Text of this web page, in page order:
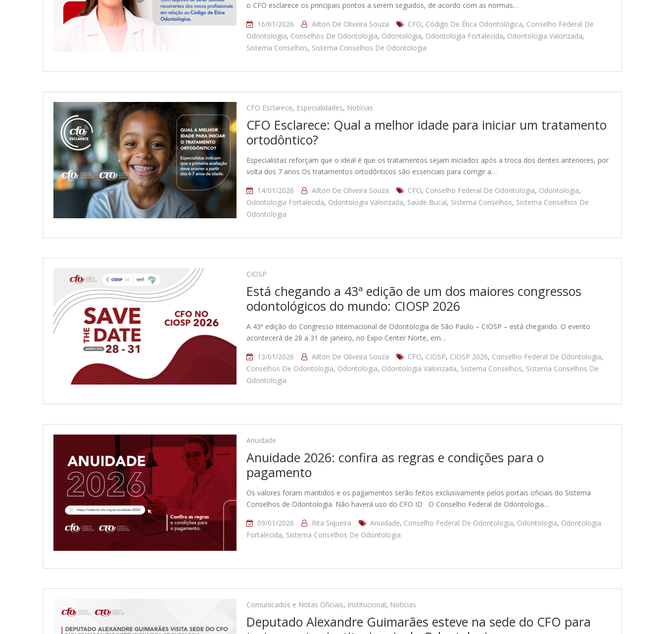
o CFO esclarece os principais pontos a serem seguidos, de acordo com as normas…
16/01/2026
Ailton De Oliveira Souza CFO, Código De Ética Odontológica, Conselho Federal De
Odontologia, Conselhos De Odontologia, Odontologia, Odontologia Fortalecida, Odontologia Valorizada,
Sistema Conselhos, Sistema Conselhos De Odontologia
CFO Esclarece, Especialidades, Notícias
CFO Esclarece: Qual a melhor idade para iniciar um tratamento
ortodôntico?
Especialistas reforçam que o ideal é que os tratamentos sejam iniciados após a troca dos dentes anteriores, por
volta dos 7 anos Os tratamentos ortodônticos são essenciais para corrigir a…
14/01/2026
Ailton De Oliveira Souza CFO, Conselho Federal De Odontologia, Odontologia,
Odontologia Fortalecida, Odontologia Valorizada, Saúde Bucal, Sistema Conselhos, Sistema Conselhos De
Odontologia
CIOSP
Está chegando a 43ª edição de um dos maiores congressos
odontológicos do mundo: CIOSP 2026
A 43ª edição do Congresso Internacional de Odontologia de São Paulo – CIOSP – está chegando. O evento
acontecerá de 28 a 31 de janeiro, no Expo Center Norte, em…
13/01/2026
Ailton De Oliveira Souza CFO, CIOSP, CIOSP 2026, Conselho Federal De Odontologia,
Conselhos De Odontologia, Odontologia, Odontologia Valorizada, Sistema Conselhos, Sistema Conselhos De
Odontologia
Anuidade
Anuidade 2026: confira as regras e condições para o
pagamento
Os valores foram mantidos e os pagamentos serão feitos exclusivamente pelos portais oficiais do Sistema
Conselhos de Odontologia. Não haverá uso do CFO ID O Conselho Federal de Odontologia…
09/01/2026
Rita Siqueira Anuidade, Conselho Federal De Odontologia, Odontologia, Odontologia
Fortalecida, Sistema Conselhos De Odontologia
Comunicados e Notas Oficiais, Institucional, Notícias
Deputado Alexandre Guimarães esteve na sede do CFO para